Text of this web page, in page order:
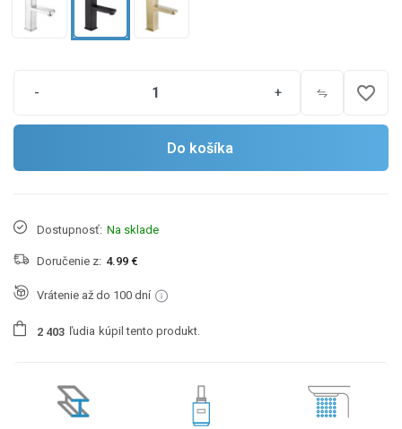
- + favorite_border
Do košíka
Dostupnosť: Na sklade
Doručenie z: 4.99 €
Vrátenie až do 100 dní
2 403 ľudia kúpil tento produkt.